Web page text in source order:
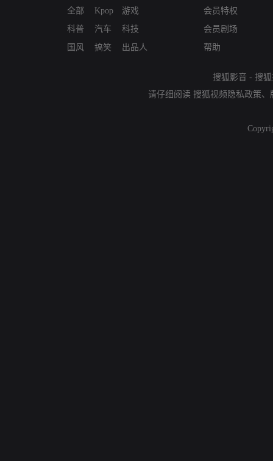
全部
科普
国风
Kpop
汽车
搞笑
游戏
科技
出品人
会员特权
会员剧场
帮助
搜狐影音 - 搜
请仔细阅读 搜狐视频隐私政策、